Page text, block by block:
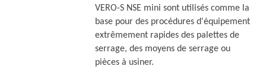
VERO-S NSE mini sont utilisés comme la
base pour des procédures d'équipement
extrêmement rapides des palettes de
serrage, des moyens de serrage ou
pièces à usiner.